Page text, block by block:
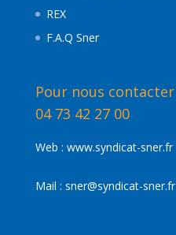
REX
F.A.Q Sner
Pour nous contacter
04 73 42 27 00
Web : www.syndicat-sner.fr
Mail : sner@syndicat-sner.fr